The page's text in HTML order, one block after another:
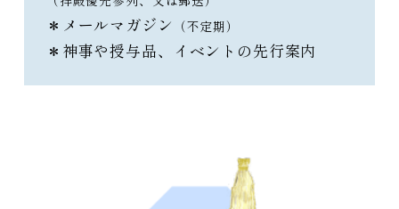
＊メールマガジン （不定期）
＊神事や授与品、イベントの先行案内